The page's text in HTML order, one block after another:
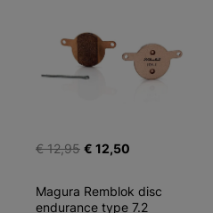
€ 12,95 € 12,50
Magura Remblok disc
endurance type 7.2